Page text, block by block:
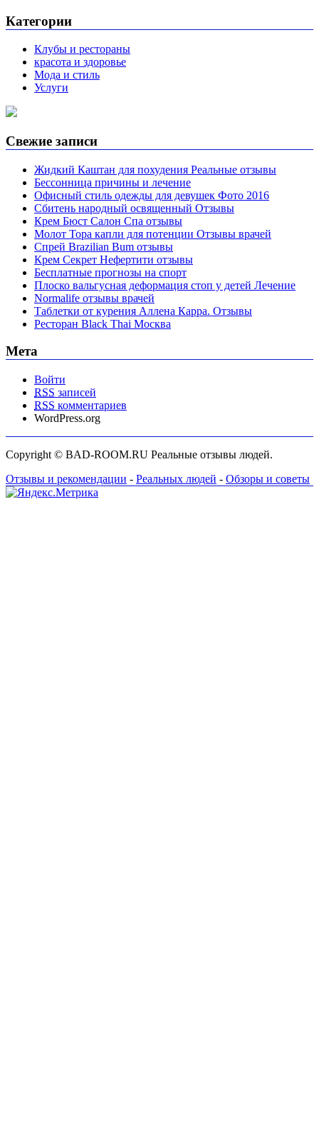
Категории
Клубы и рестораны
красота и здоровье
Мода и стиль
Услуги
Свежие записи
Жидкий Каштан для похудения Реальные отзывы
Бессонница причины и лечение
Офисный стиль одежды для девушек Фото 2016
Сбитень народный освященный Отзывы
Крем Бюст Салон Спа отзывы
Молот Тора капли для потенции Отзывы врачей
Спрей Brazilian Bum отзывы
Крем Секрет Нефертити отзывы
Бесплатные прогнозы на спорт
Плоско вальгусная деформация стоп у детей Лечение
Normalife отзывы врачей
Таблетки от курения Аллена Карра. Отзывы
Ресторан Black Thai Москва
Мета
Войти
RSS записей
RSS комментариев
WordPress.org
Copyright © BAD-ROOM.RU Реальные отзывы людей.
Отзывы и рекомендации - Реальных людей - Обзоры и советы